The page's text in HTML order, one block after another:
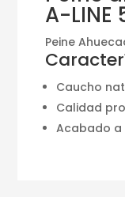
A-LINE
Peine
Caucho
Calidad
Acabado a